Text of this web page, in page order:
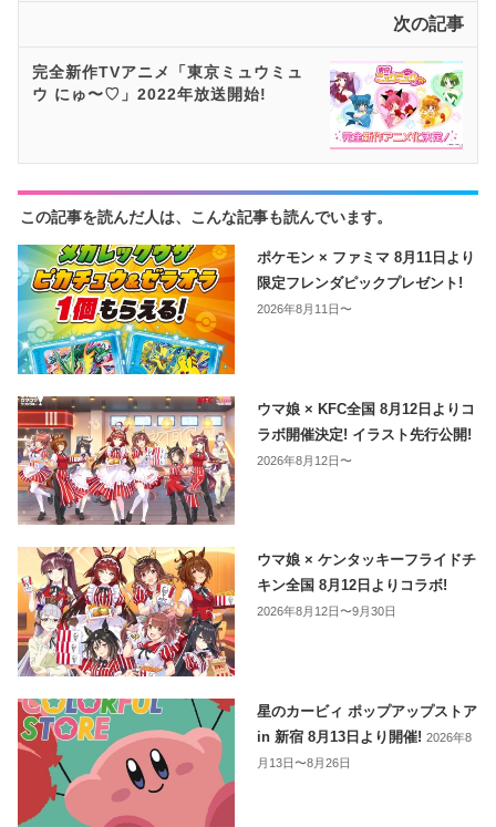
次の記事
完全新作TVアニメ「東京ミュウミュ
ウ にゅ〜♡」2022年放送開始!
この記事を読んだ人は、こんな記事も読んでいます。
ポケモン × ファミマ 8月11日より
限定フレンダピックプレゼント!
2026年8月11日〜
ウマ娘 × KFC全国 8月12日よりコ
ラボ開催決定! イラスト先行公開!
2026年8月12日〜
ウマ娘 × ケンタッキーフライドチ
キン全国 8月12日よりコラボ!
2026年8月12日〜9月30日
星のカービィ ポップアップストア
in 新宿 8月13日より開催!2026年8
月13日〜8月26日